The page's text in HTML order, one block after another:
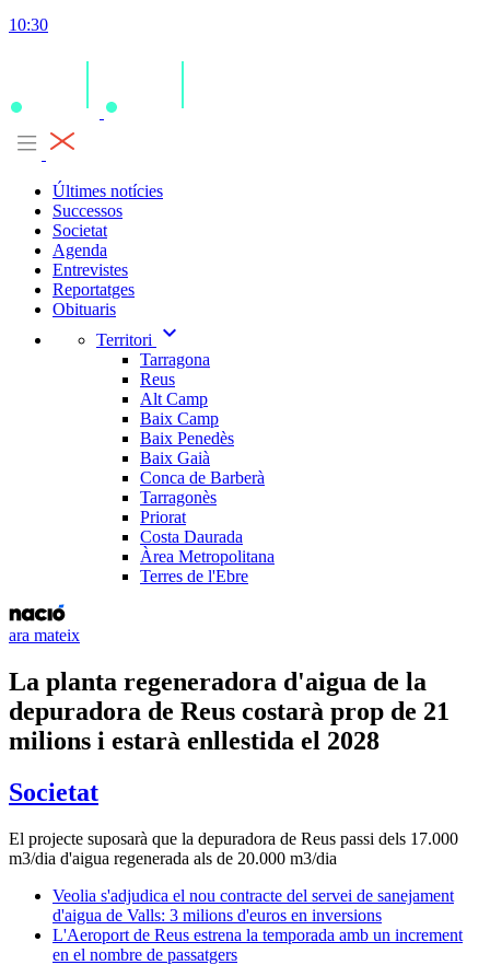
10:30
Últimes notícies
Successos
Societat
Agenda
Entrevistes
Reportatges
Obituaris
Territori
expand_more
Tarragona
Reus
Alt Camp
Baix Camp
Baix Penedès
Baix Gaià
Conca de Barberà
Tarragonès
Priorat
Costa Daurada
Àrea Metropolitana
Terres de l'Ebre
ara mateix
La planta regeneradora d'aigua de la
depuradora de Reus costarà prop de 21
milions i estarà enllestida el 2028
Societat
El projecte suposarà que la depuradora de Reus passi dels 17.000
m3/dia d'aigua regenerada als de 20.000 m3/dia
Veolia s'adjudica el nou contracte del servei de sanejament
d'aigua de Valls: 3 milions d'euros en inversions
L'Aeroport de Reus estrena la temporada amb un increment
en el nombre de passatgers